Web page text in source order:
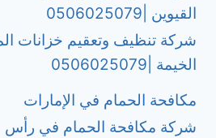
القيوين |0506025079
شركة تنظيف وتعقيم خزانات
الخيمة |0506025079
مكافحة الحمام في الإمارات
شركة مكافحة الحمام في رأس